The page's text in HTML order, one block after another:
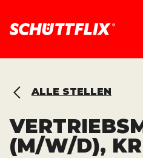
ALLE STELLEN
(M/W/D),